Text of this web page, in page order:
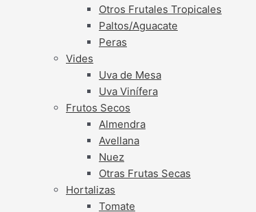
Otros Frutales Tropicales
Paltos/Aguacate
Peras
Vides
Uva de Mesa
Uva Vinífera
Frutos Secos
Almendra
Avellana
Nuez
Otras Frutas Secas
Hortalizas
Tomate